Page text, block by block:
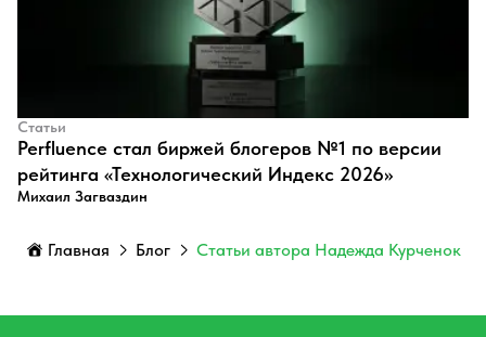
Статьи
Perfluence стал биржей блогеров №1 по версии
рейтинга «Технологический Индекс 2026»
Михаил Загваздин
Главная Блог Статьи автора Надежда Курченок